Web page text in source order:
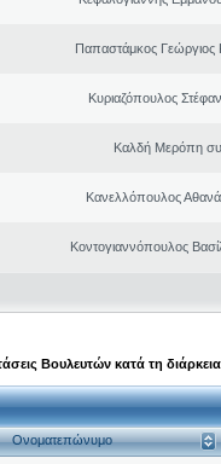
Παπαστάμκος Γεώργιος
Κυριαζόπουλος
Καλδή Μερόπη
Κανελλόπουλος
Κοντογιαννόπουλος
Βουλευτών κατά τη
Ονοματεπώνυμο